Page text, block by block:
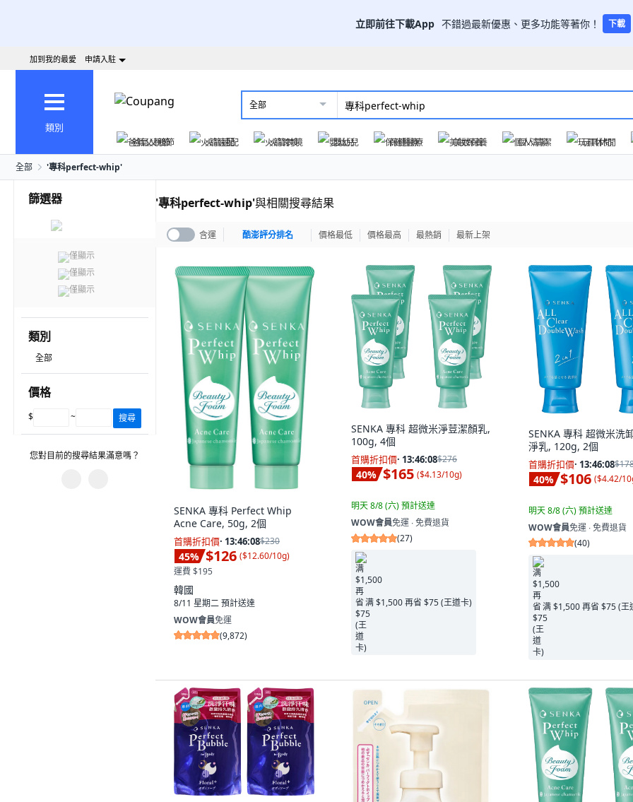
立即前往下載App 不錯過最新優惠、更多功能等著你！ 下載
加到我的最愛 申請入駐
類別
全部
爸氣父親節 火箭速配 火箭跨境 嬰幼兒 保健醫療 美妝保養 個人清潔 玩具休閒
全部 '專科perfect-whip'
篩選器
僅顯示
僅顯示
僅顯示
類別
全部
價格
$ ~ 搜尋
您對目前的搜尋結果滿意嗎？
'專科perfect-whip'與相關搜尋結果
含運 酷澎評分排名 價格最低 價格最高 最熱銷 最新上架
SENKA 專科 Perfect Whip
Acne Care, 50g, 2個
首購折扣價· 13:46:06$230
45% $126 ($12.60/10g)
運費 $195
韓國
8/11 星期二預計送達
WOW會員免運
(9,872)
SENKA 專科 超微米淨荳潔顏乳,
100g, 4個
首購折扣價· 13:46:06$276
40% $165 ($4.13/10g)
明天 8/8 (六)預計送達
WOW會員免運 ∙ 免費退貨
(27)
满 $1,500 再省 $75 (王道卡)
SENKA 專科 超微米洗
淨乳, 120g, 2個
首購折扣價· 13:46:06
40% $106 ($4.42/
明天 8/8 (六)預計送達
WOW會員免運 ∙ 免費退貨
(40)
满 $1,500 再省 $75 (王